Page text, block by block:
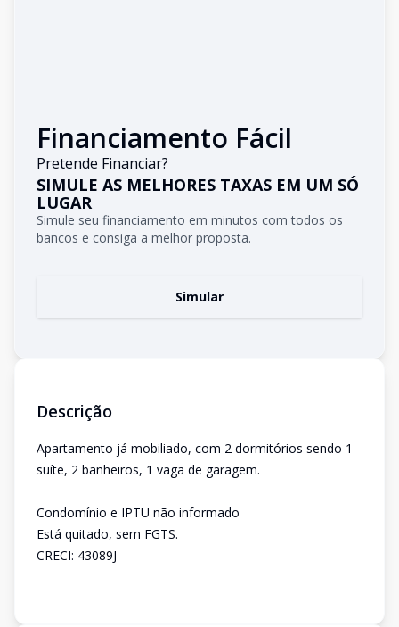
Financiamento Fácil
Pretende Financiar?
SIMULE AS MELHORES TAXAS EM UM SÓ
LUGAR
Simule seu financiamento em minutos com todos os
bancos e consiga a melhor proposta.
Simular
Descrição
Apartamento já mobiliado, com 2 dormitórios sendo 1
suíte, 2 banheiros, 1 vaga de garagem.
Condomínio e IPTU não informado
Está quitado, sem FGTS.
CRECI: 43089J